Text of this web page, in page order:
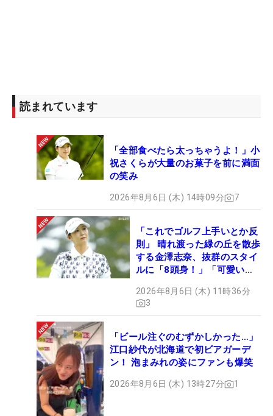
読まれています
「全部食べたら太っちゃうよ！」小
祝さくらが大量のお菓子を前に満面
の笑み
2026年8月6日 (木) 14時09分 7
「これでゴルフ上手いとか反
則」 晴れ渡った緑の丘を散歩
する金澤志奈、抜群のスタイ
ルに「8頭身！」「可愛いに
2026年8月6日 (木) 11時36分
3
「ビール注ぐのむずかしかった…」
江口紗代が北海道で初ビアガーデ
ン！ 泡まみれの姿にファンも爆笑
2026年8月6日 (木) 13時27分 1